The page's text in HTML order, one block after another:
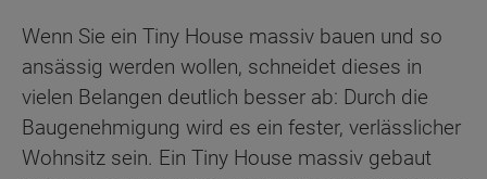
Wenn Sie ein Tiny House massiv bauen und so
ansässig werden wollen, schneidet dieses in
vielen Belangen deutlich besser ab: Durch die
Baugenehmigung wird es ein fester, verlässlicher
Wohnsitz sein. Ein Tiny House massiv gebaut